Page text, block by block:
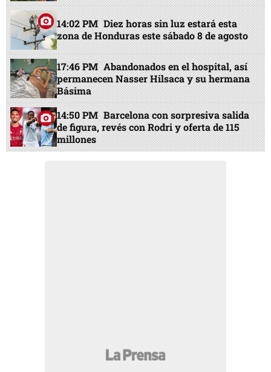
14:02 PM Diez horas sin luz estará esta
zona de Honduras este sábado 8 de agosto
17:46 PM Abandonados en el hospital, así
permanecen Nasser Hilsaca y su hermana
Básima
14:50 PM Barcelona con sorpresiva salida
de figura, revés con Rodri y oferta de 115
millones